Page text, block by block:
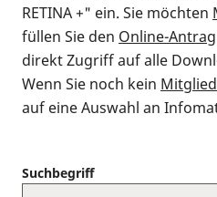
RETINA +" ein. Sie möchten
füllen Sie den Online-Antrag
direkt Zugriff auf alle
Wenn Sie noch kein Mitglied
auf eine Auswahl an
Suchbegriff